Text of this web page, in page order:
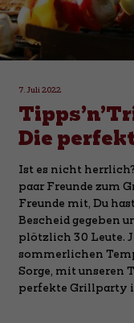
7. Juli 2022
Die
Ist es nicht
paar Freunde zum
Freunde mit, Du
Bescheid gegeben
plötzlich 30 Leute.
sommerlichen
Sorge, mit unseren
perfekte Grillparty